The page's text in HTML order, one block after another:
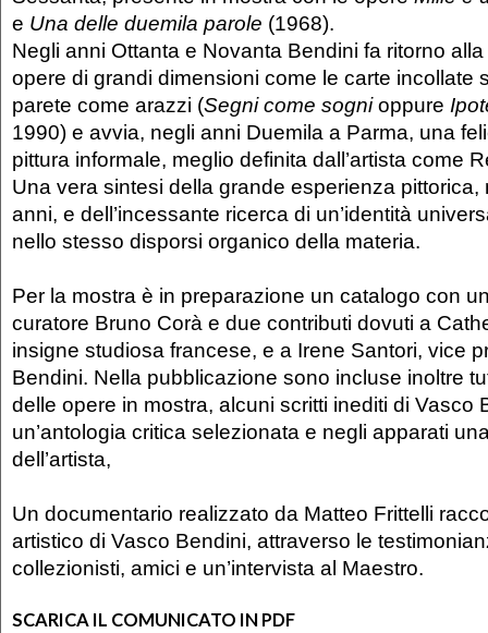
e Una delle duemila parole (1968).
Negli anni Ottanta e Novanta Bendini fa ritorno
opere di grandi dimensioni come le carte incollate
parete come arazzi (Segni come sognioppure
1990) e avvia, negli anni Duemila a Parma, una
pittura informale, meglio definita dall’artista come
Una vera sintesi della grande esperienza pittorica,
anni, e dell’incessante ricerca di un’identità
nello stesso disporsi organico della materia.
Per la mostra è in preparazione un catalogo con
curatore Bruno Corà e due contributi dovuti a
insigne studiosa francese, e a Irene Santori, vice
Bendini. Nella pubblicazione sono incluse inoltre
delle opere in mostra, alcuni scritti inediti di Vasco
un’antologia critica selezionata e negli apparati
dell’artista,
Un documentario realizzato da Matteo Frittelli
artistico di Vasco Bendini, attraverso le
collezionisti, amici e un’intervista al Maestro.
SCARICA IL COMUNICATO IN PDF